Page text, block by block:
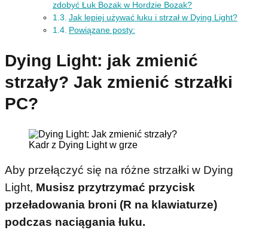
zdobyć Łuk Bozak w Hordzie Bozak?
Jak lepiej używać łuku i strzał w Dying Light?
Powiązane posty:
Dying Light: jak zmienić
strzały? Jak zmienić strzałki
PC?
Kadr z Dying Light w grze
Aby przełączyć się na różne strzałki w Dying
Light, Musisz przytrzymać przycisk
przeładowania broni (R na klawiaturze)
podczas naciągania łuku.